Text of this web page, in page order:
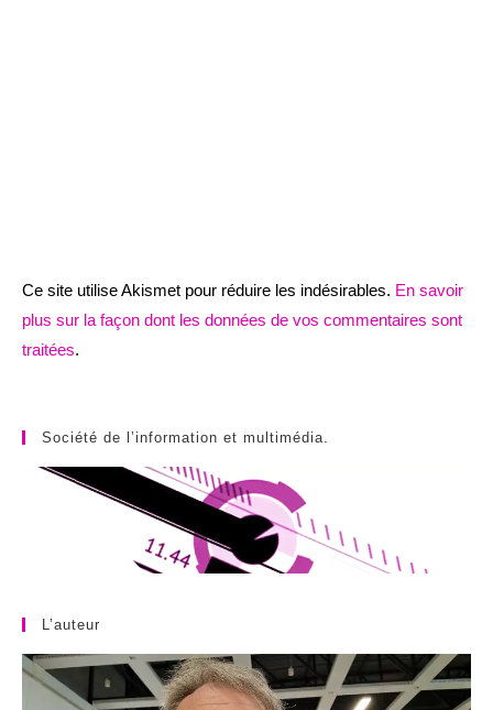
Ce site utilise Akismet pour réduire les indésirables. En savoir
plus sur la façon dont les données de vos commentaires sont
traitées.
Société de l’information et multimédia.
L’auteur